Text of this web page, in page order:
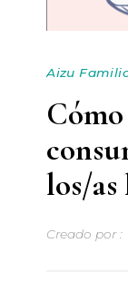
Aizu
los/as
Creado por :